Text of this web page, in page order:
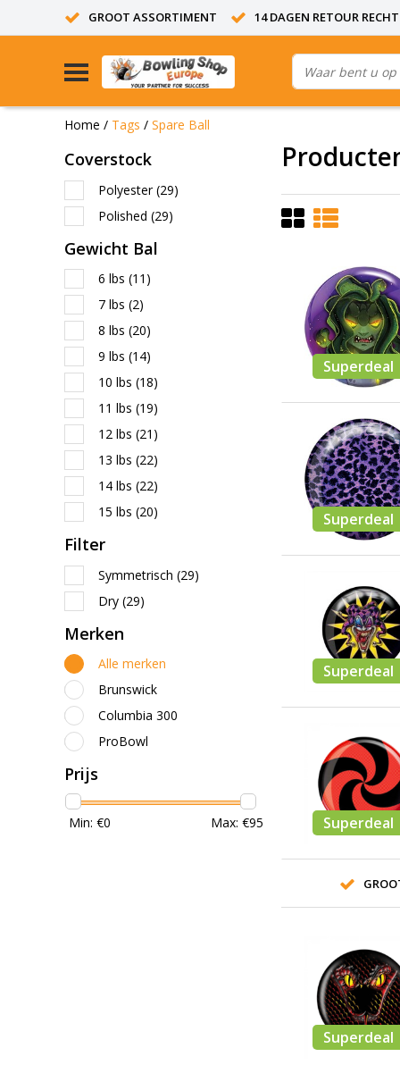
GROOT ASSORTIMENT 14 DAGEN RETOUR RECHT
Home / Tags / Spare Ball
Coverstock
Polyester(29)
Polished (29)
Gewicht Bal
6 lbs (11)
7 lbs (2)
8 lbs (20)
9 lbs (14)
10 lbs (18)
11 lbs (19)
12 lbs (21)
13 lbs (22)
14 lbs (22)
15 lbs (20)
Filter
Symmetrisch (29)
Dry (29)
Merken
Alle merken
Brunswick
Columbia 300
ProBowl
Prijs
Min: €0 Max: €95
Superdeal
Superdeal
Superdeal
Superdeal
Superdeal